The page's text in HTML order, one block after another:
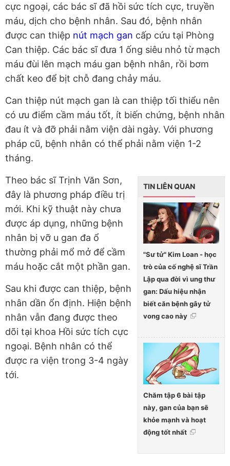
cực ngoại, các bác sĩ đã hồi sức tích cực, truyền
máu, dịch cho bệnh nhân. Sau đó, bệnh nhân
được can thiệp nút mạch gan cấp cứu tại Phòng
Can thiệp. Các bác sĩ đưa 1 ống siêu nhỏ từ mạch
máu đùi lên mạch máu gan bệnh nhân, rồi bơm
chất keo để bịt chỗ đang chảy máu.
Can thiệp nút mạch gan là can thiệp tối thiểu nên
có ưu điểm cầm máu tốt, ít biến chứng, bệnh nhân
đau ít và đỡ phải nằm viện dài ngày. Với phương
pháp cũ, bệnh nhân có thể phải nằm viện 1-2
tháng.
TIN LIÊN QUAN
"Sư tử" Kim Loan - học
trò của cố nghệ sĩ Trần
Lập qua đời vì ung thư
gan: Dấu hiệu nhận
biết căn bệnh gây tử
vong cao này
Chăm tập 6 bài tập
này, gan của bạn sẽ
khỏe mạnh và hoạt
động tốt nhất
Theo bác sĩ Trịnh Văn Sơn,
đây là phương pháp điều trị
mới. Khi kỹ thuật này chưa
được áp dụng, những bệnh
nhân bị vỡ u gan đa ổ
thường phải mổ mở để cầm
máu hoặc cắt một phần gan.
Sau khi được can thiệp, bệnh
nhân dần ổn định. Hiện bệnh
nhân vẫn đang được theo
dõi tại khoa Hồi sức tích cực
ngoại. Bệnh nhân có thể
được ra viện trong 3-4 ngày
tới.